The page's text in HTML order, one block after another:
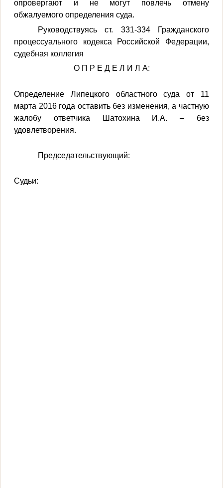
опровергают и не могут повлечь отмену
обжалуемого определения суда.
Руководствуясь ст. 331-334 Гражданского
процессуального кодекса Российской Федерации,
судебная коллегия
О П Р Е Д Е Л И Л А:
Определение Липецкого областного суда от 11
марта 2016 года оставить без изменения, а частную
жалобу ответчика
Шатохина И.А. – без
удовлетворения.
Председательствующий:
Судьи: